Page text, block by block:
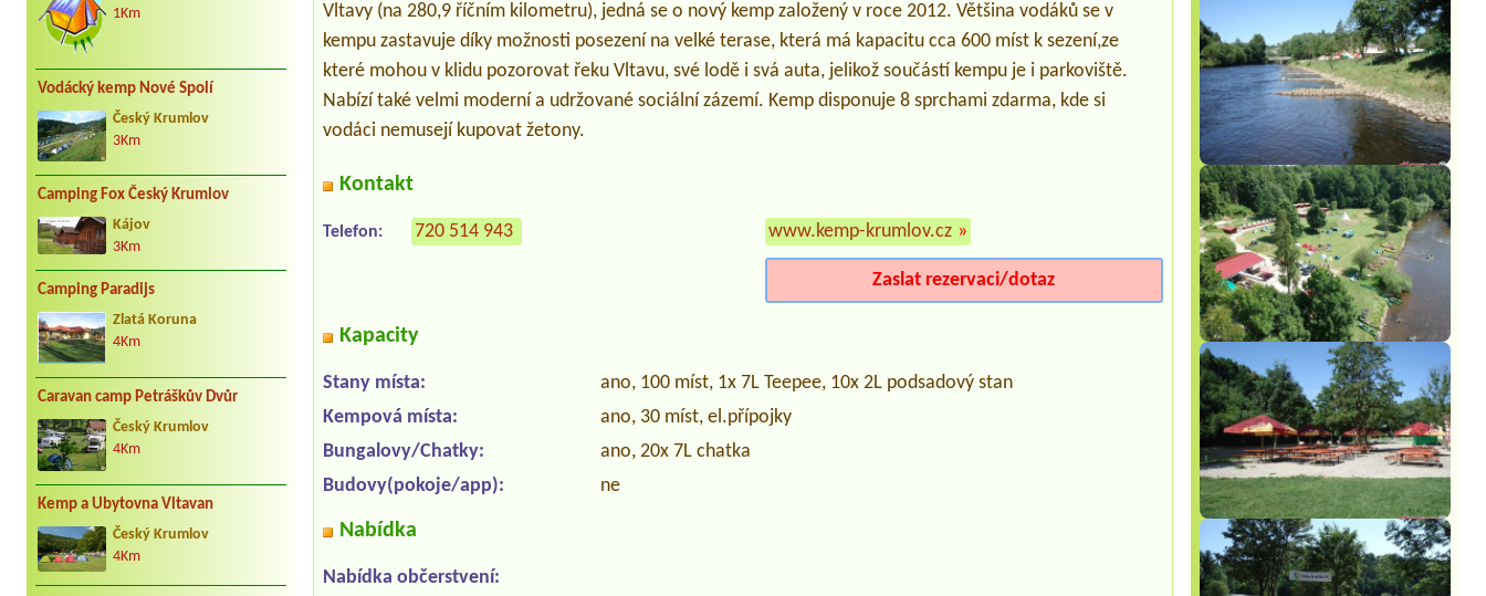
1Km
Vodácký kemp Nové Spolí
Český Krumlov
3Km
Camping Fox Český Krumlov
Kájov
3Km
Camping Paradijs
Zlatá Koruna
4Km
Caravan camp Petráškův Dvůr
Český Krumlov
4Km
Kemp a Ubytovna Vltavan
Český Krumlov
4Km
3 místa pro karavany s el. přípojkou
(cca 6 dospělých, 5 dětí)3l chatka
(2d+1dítě), 5l chatka (3d+2děti)
Termín od 2026-07-27 |Autokemp "U
Vody"
3 L x 2x
Termín od 2026-08-20 |Autocamping
Rozkoš
4L chatka, 2 dospělí, 2 děti 9 a 6 let
Termín od 2026-08-05 |Autokemp
Tanvald
1Place with el
Vltavy (na 280,9 říčním kilometru), jedná se o nový kemp založený v roce 2012. Většina vodáků se v
kempu zastavuje díky možnosti posezení na velké terase, která má kapacitu cca 600 míst k sezení,ze
které mohou v klidu pozorovat řeku Vltavu, své lodě i svá auta, jelikož součástí kempu je i parkoviště.
Nabízí také velmi moderní a udržované sociální zázemí. Kemp disponuje 8 sprchami zdarma, kde si
vodáci nemusejí kupovat žetony.
Kontakt
Telefon: 720 514 943 www.kemp-krumlov.cz »
Zaslat rezervaci/dotaz
Kapacity
Stany místa:
ano, 100 míst, 1x 7L Teepee, 10x 2L podsadový stan
Kempová místa:
ano, 30 míst, el.přípojky
Bungalovy/Chatky:
ano, 20x 7L chatka
Budovy(pokoje/app):
ne
Nabídka
Nabídka občerstvení: